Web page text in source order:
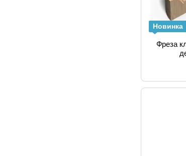
Новинка
Фреза